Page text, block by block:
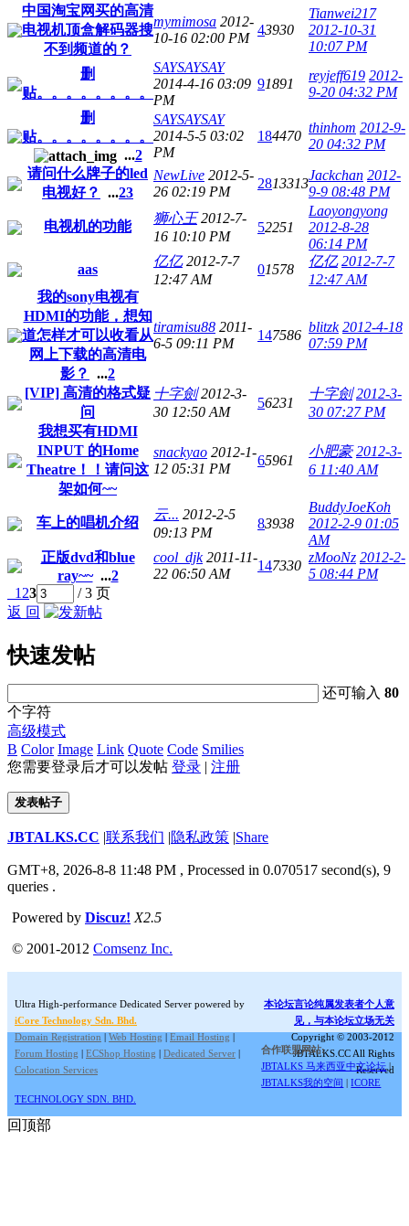
中国淘宝网买的高清
电视机顶盒解码器搜
不到频道的？
mymimosa 2012-
10-16 02:00 PM
43930
Tianwei217
2012-10-31
10:07 PM
删
贴。。。。。。。。
SAYSAYSAY
2014-4-16 03:09
PM
91891
reyjeff619 2012-
9-20 04:32 PM
删
贴。。。。。。。。
...2
SAYSAYSAY
2014-5-5 03:02
PM
184470
thinhom 2012-9-
20 04:32 PM
请问什么牌子的led
电视好？
...23
NewLive 2012-5-
26 02:19 PM
2813313
Jackchan 2012-
9-9 08:48 PM
电视机的功能
狮心王 2012-7-
16 10:10 PM
52251
Laoyongyong
2012-8-28
06:14 PM
aas
亿亿 2012-7-7
12:47 AM
01578
亿亿 2012-7-7
12:47 AM
我的sony电视有
HDMI的功能，想知
道怎样才可以收看从
网上下载的高清电
影？
...2
tiramisu88 2011-
6-5 09:11 PM
147586
blitzk 2012-4-18
07:59 PM
[VIP] 高清的格式疑
问
十字劍 2012-3-
30 12:50 AM
56231
十字劍 2012-3-
30 07:27 PM
我想买有HDMI
INPUT 的Home
Theatre！！请问这
架如何~~
snackyao 2012-1-
12 05:31 PM
65961
小肥豪 2012-3-
6 11:40 AM
车上的唱机介绍
云... 2012-2-5
09:13 PM
83938
BuddyJoeKoh
2012-2-9 01:05
AM
正版dvd和blue
ray~~ ...2
cool_djk 2011-11-
22 06:50 AM
147330
zMooNz 2012-2-
5 08:44 PM
1 23
/ 3 页
返 回
快速发帖
还可输入80
个字符
高级模式
B Color Image Link Quote Code Smilies
您需要登录后才可以发帖 登录 | 注册
发表帖子
JBTALKS.CC |联系我们 |隐私政策 |Share
GMT+8, 2026-8-8 11:48 PM , Processed in 0.070517 second(s), 9
queries .
Powered by Discuz! X2.5
© 2001-2012 Comsenz Inc.
Ultra High-performance Dedicated Server powered by
iCore Technology Sdn. Bhd.
Domain Registration | Web Hosting | Email Hosting |
Forum Hosting | ECShop Hosting | Dedicated Server |
Colocation Services
本论坛言论纯属发表者个人意
见，与本论坛立场无关
Copyright © 2003-2012
JBTALKS.CC All Rights
Reserved
合作联盟网站:
JBTALKS 马来西亚中文论坛 |
JBTALKS我的空间 |ICORE
TECHNOLOGY SDN. BHD.
回顶部